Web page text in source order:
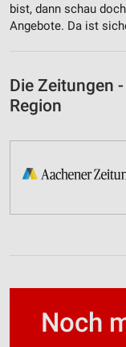
bist, dann schau
Angebote. Da ist
Die Zeitungen
Region
Noch